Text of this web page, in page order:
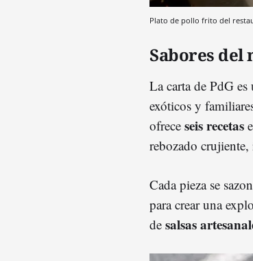
Plato de pollo frito del
Sabores del
La carta de PdG
exóticos y
ofrece seis recetas
rebozado
Cada pieza se
para crear una
de salsas